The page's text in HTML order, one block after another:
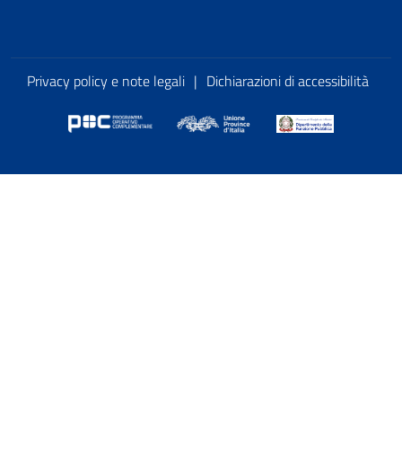
Privacy policy e note legali | Dichiarazioni di accessibilità